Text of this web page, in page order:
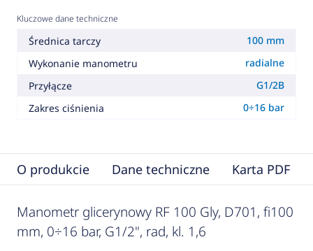
Kluczowe dane techniczne
Średnica tarczy
100 mm
Wykonanie manometru
radialne
Przyłącze
G1/2B
Zakres ciśnienia
0÷16 bar
O produkcie Dane techniczne Karta PDF
Manometr glicerynowy RF 100 Gly, D701, fi100
mm, 0÷16 bar, G1/2", rad, kl. 1,6